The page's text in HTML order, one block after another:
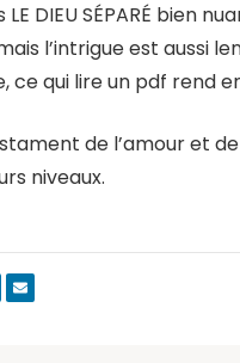
LE DIEU SÉPARÉ bien
l’intrigue est aussi
ce qui lire un pdf rend
de l’amour et de
niveaux.